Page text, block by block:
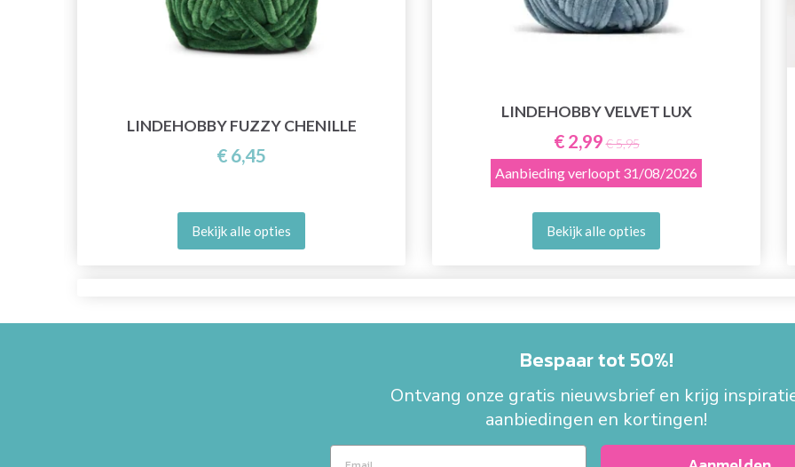
LINDEHOBBY FUZZY CHENILLE
€ 6,45
Bekijk alle opties
LINDEHOBBY VELVET LUX
€ 2,99 € 5,95
Aanbieding verloopt 31/08/2026
Bekijk alle opties
Bespaar tot 50%!
Ontvang onze gratis nieuwsbrief en krijg
aanbiedingen en kortingen!